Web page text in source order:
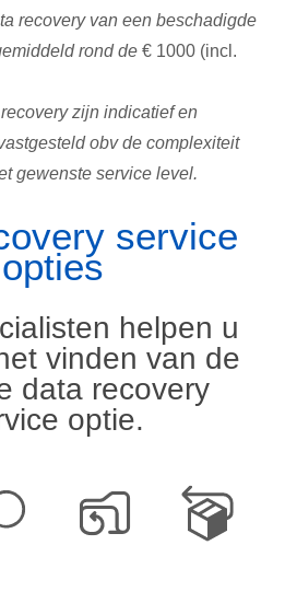
recovery van een beschadigde
rond de € 1000 (incl.
zijn indicatief en
obv de complexiteit
gewenste service level.
service
opties
helpen u
vinden van de
data recovery
optie.